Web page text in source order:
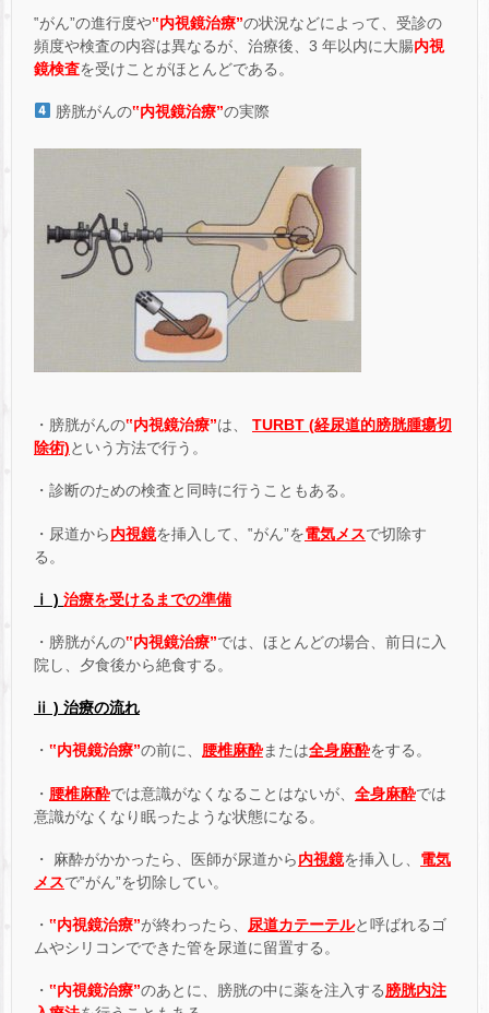
‟がん”の進行度や‟内視鏡治療”の状況などによって、受診の
頻度や検査の内容は異なるが、治療後、3 年以内に大腸内視
鏡検査を受けことがほとんどである。
膀胱がんの‟内視鏡治療”の実際
・膀胱がんの‟内視鏡治療”は、 TURBT (経尿道的膀胱腫瘍切
除術)という方法で行う。
・診断のための検査と同時に行うこともある。
・尿道から内視鏡を挿入して、‟がん”を電気メスで切除す
る。
ⅰ ) 治療を受けるまでの準備
・膀胱がんの‟内視鏡治療”では、ほとんどの場合、前日に入
院し、夕食後から絶食する。
ⅱ ) 治療の流れ
・ ‟内視鏡治療”の前に、 腰椎麻酔または全身麻酔をする。
・ 腰椎麻酔では意識がなくなることはないが、 全身麻酔では
意識がなくなり眠ったような状態になる。
・ 麻酔がかかったら、医師が尿道から内視鏡を挿入し、 電気
メスで‟がん”を切除してい。
・ ‟内視鏡治療”が終わったら、 尿道カテーテルと呼ばれるゴ
ムやシリコンでできた管を尿道に留置する。
・ ‟内視鏡治療”のあとに、膀胱の中に薬を注入する膀胱内注